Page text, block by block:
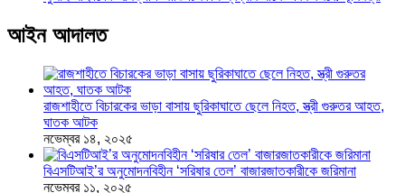
আইন আদালত
রাজশাহীতে বিচারকের ভাড়া বাসায় ছুরিকাঘাতে ছেলে নিহত, স্ত্রী গুরুতর আহত,
ঘাতক আটক
নভেম্বর ১৪, ২০২৫
বিএসটিআই’র অনুমোদনবিহীন ‘সরিষার তেল’ বাজারজাতকারীকে জরিমানা
নভেম্বর ১১, ২০২৫